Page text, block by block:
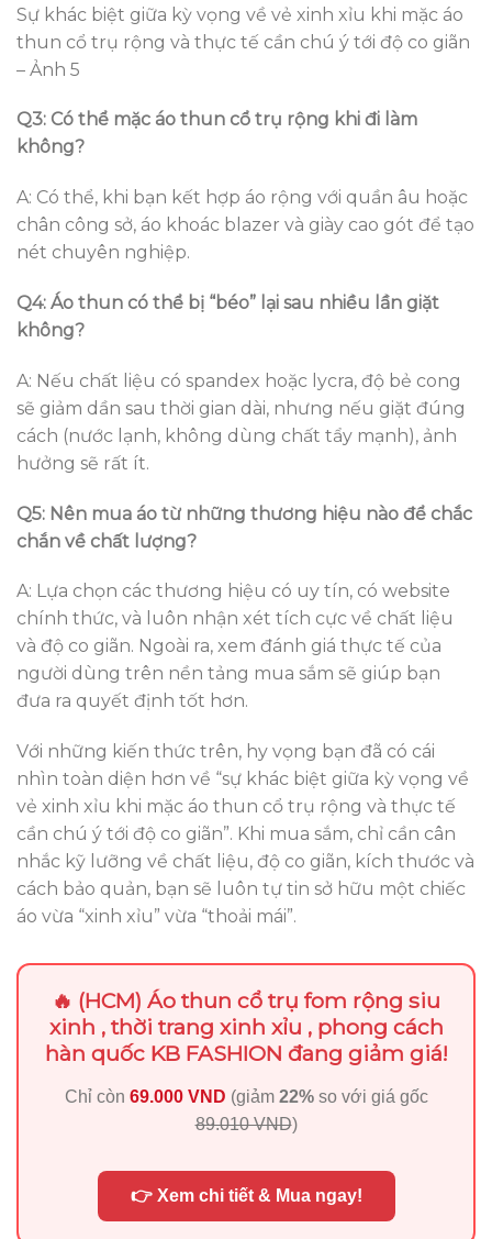
Sự khác biệt giữa kỳ vọng về vẻ xinh xỉu khi mặc áo
thun cổ trụ rộng và thực tế cần chú ý tới độ co giãn
– Ảnh 5
Q3: Có thể mặc áo thun cổ trụ rộng khi đi làm
không?
A: Có thể, khi bạn kết hợp áo rộng với quần âu hoặc
chân công sở, áo khoác blazer và giày cao gót để tạo
nét chuyên nghiệp.
Q4: Áo thun có thể bị “béo” lại sau nhiều lần giặt
không?
A: Nếu chất liệu có spandex hoặc lycra, độ bẻ cong
sẽ giảm dần sau thời gian dài, nhưng nếu giặt đúng
cách (nước lạnh, không dùng chất tẩy mạnh), ảnh
hưởng sẽ rất ít.
Q5: Nên mua áo từ những thương hiệu nào để chắc
chắn về chất lượng?
A: Lựa chọn các thương hiệu có uy tín, có website
chính thức, và luôn nhận xét tích cực về chất liệu
và độ co giãn. Ngoài ra, xem đánh giá thực tế của
người dùng trên nền tảng mua sắm sẽ giúp bạn
đưa ra quyết định tốt hơn.
Với những kiến thức trên, hy vọng bạn đã có cái
nhìn toàn diện hơn về “sự khác biệt giữa kỳ vọng về
vẻ xinh xỉu khi mặc áo thun cổ trụ rộng và thực tế
cần chú ý tới độ co giãn”. Khi mua sắm, chỉ cần cân
nhắc kỹ lưỡng về chất liệu, độ co giãn, kích thước và
cách bảo quản, bạn sẽ luôn tự tin sở hữu một chiếc
áo vừa “xinh xỉu” vừa “thoải mái”.
🔥 (HCM) Áo thun cổ trụ fom rộng siu
xinh , thời trang xinh xỉu , phong cách
hàn quốc KB FASHION đang giảm giá!
Chỉ còn 69.000 VND (giảm 22%so với giá gốc
89.010 VND)
👉 Xem chi tiết & Mua ngay!